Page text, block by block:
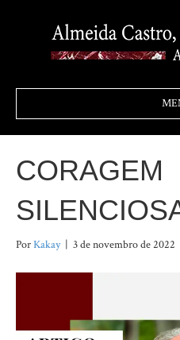
CORAGEM
PorKakay | 3 de novembro de 2022